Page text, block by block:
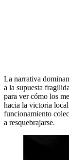
La narrativa
a la supuesta
para ver cómo los
hacia la victoria
funcionamiento
a resquebrajarse.